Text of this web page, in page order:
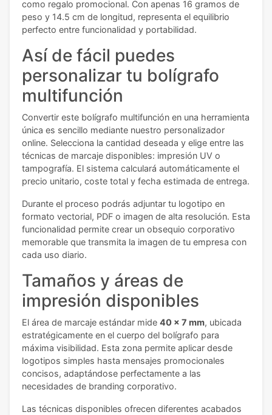
como regalo promocional. Con apenas 16 gramos de
peso y 14.5 cm de longitud, representa el equilibrio
perfecto entre funcionalidad y portabilidad.
Así de fácil puedes
personalizar tu bolígrafo
multifunción
Convertir este bolígrafo multifunción en una herramienta
única es sencillo mediante nuestro personalizador
online. Selecciona la cantidad deseada y elige entre las
técnicas de marcaje disponibles: impresión UV o
tampografía. El sistema calculará automáticamente el
precio unitario, coste total y fecha estimada de entrega.
Durante el proceso podrás adjuntar tu logotipo en
formato vectorial, PDF o imagen de alta resolución. Esta
funcionalidad permite crear un obsequio corporativo
memorable que transmita la imagen de tu empresa con
cada uso diario.
Tamaños y áreas de
impresión disponibles
El área de marcaje estándar mide 40 x 7 mm, ubicada
estratégicamente en el cuerpo del bolígrafo para
máxima visibilidad. Esta zona permite aplicar desde
logotipos simples hasta mensajes promocionales
concisos, adaptándose perfectamente a las
necesidades de branding corporativo.
Las técnicas disponibles ofrecen diferentes acabados